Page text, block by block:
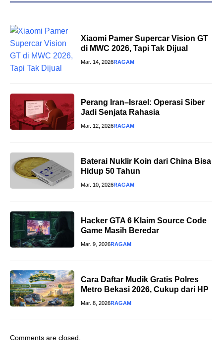
Xiaomi Pamer Supercar Vision GT
di MWC 2026, Tapi Tak Dijual
Mar. 14, 2026RAGAM
Perang Iran–Israel: Operasi Siber
Jadi Senjata Rahasia
Mar. 12, 2026RAGAM
Baterai Nuklir Koin dari China Bisa
Hidup 50 Tahun
Mar. 10, 2026RAGAM
Hacker GTA 6 Klaim Source Code
Game Masih Beredar
Mar. 9, 2026RAGAM
Cara Daftar Mudik Gratis Polres
Metro Bekasi 2026, Cukup dari HP
Mar. 8, 2026RAGAM
Comments are closed.